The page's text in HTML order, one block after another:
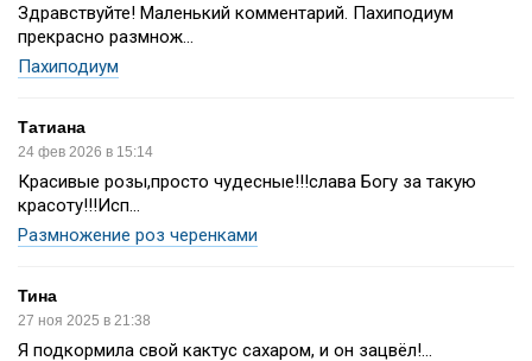
Здравствуйте! Маленький комментарий. Пахиподиум
прекрасно размнож...
Пахиподиум
Татиана
24 фев 2026 в 15:14
Красивые розы,просто чудесные!!!слава Богу за такую
красоту!!!Исп...
Размножение роз черенками
Тина
27 ноя 2025 в 21:38
Я подкормила свой кактус сахаром, и он зацвёл!...